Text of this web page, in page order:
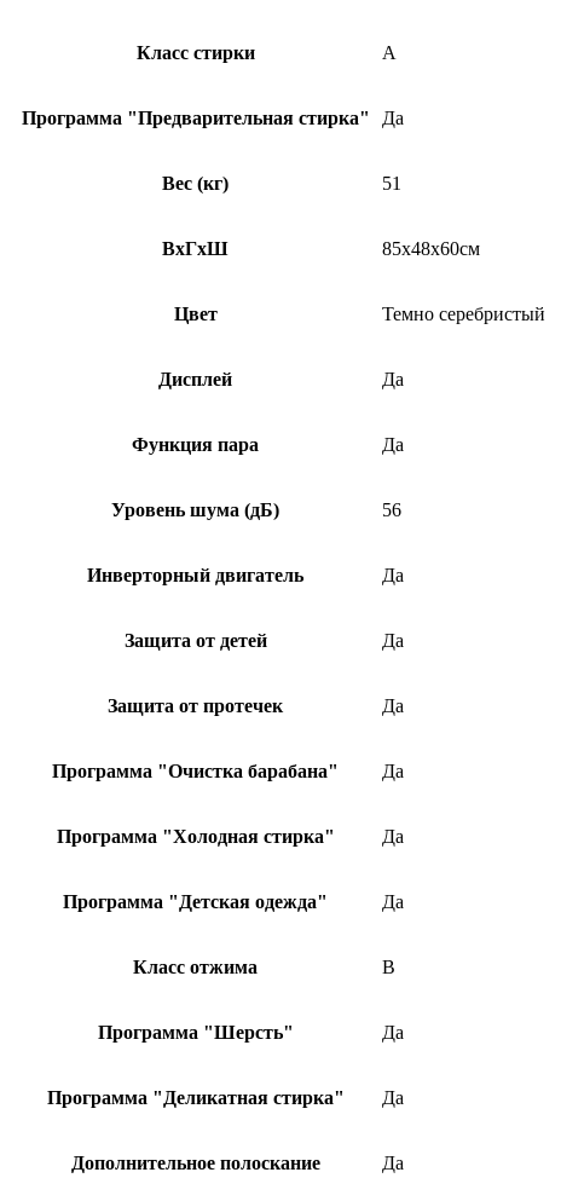
Класс стирки A
Программа "Предварительная стирка" Да
Вес (кг) 51
ВхГхШ 85x48x60см
Цвет Темно серебристый
Дисплей Да
Функция пара Да
Уровень шума (дБ) 56
Инверторный двигатель Да
Защита от детей Да
Защита от протечек Да
Программа "Очистка барабана" Да
Программа "Холодная стирка" Да
Программа "Детская одежда" Да
Класс отжима B
Программа "Шерсть" Да
Программа "Деликатная стирка" Да
Дополнительное полоскание Да